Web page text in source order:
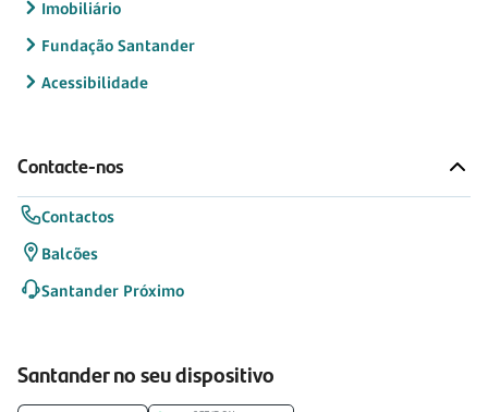
Imobiliário
Fundação Santander
Acessibilidade
Contacte-nos
Contactos
Balcões
Santander Próximo
Santander no seu dispositivo